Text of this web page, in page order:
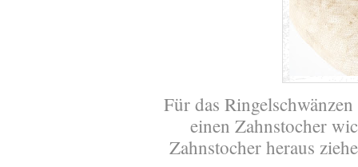
Für das
einen Zahnstocher
Zahnstocher heraus